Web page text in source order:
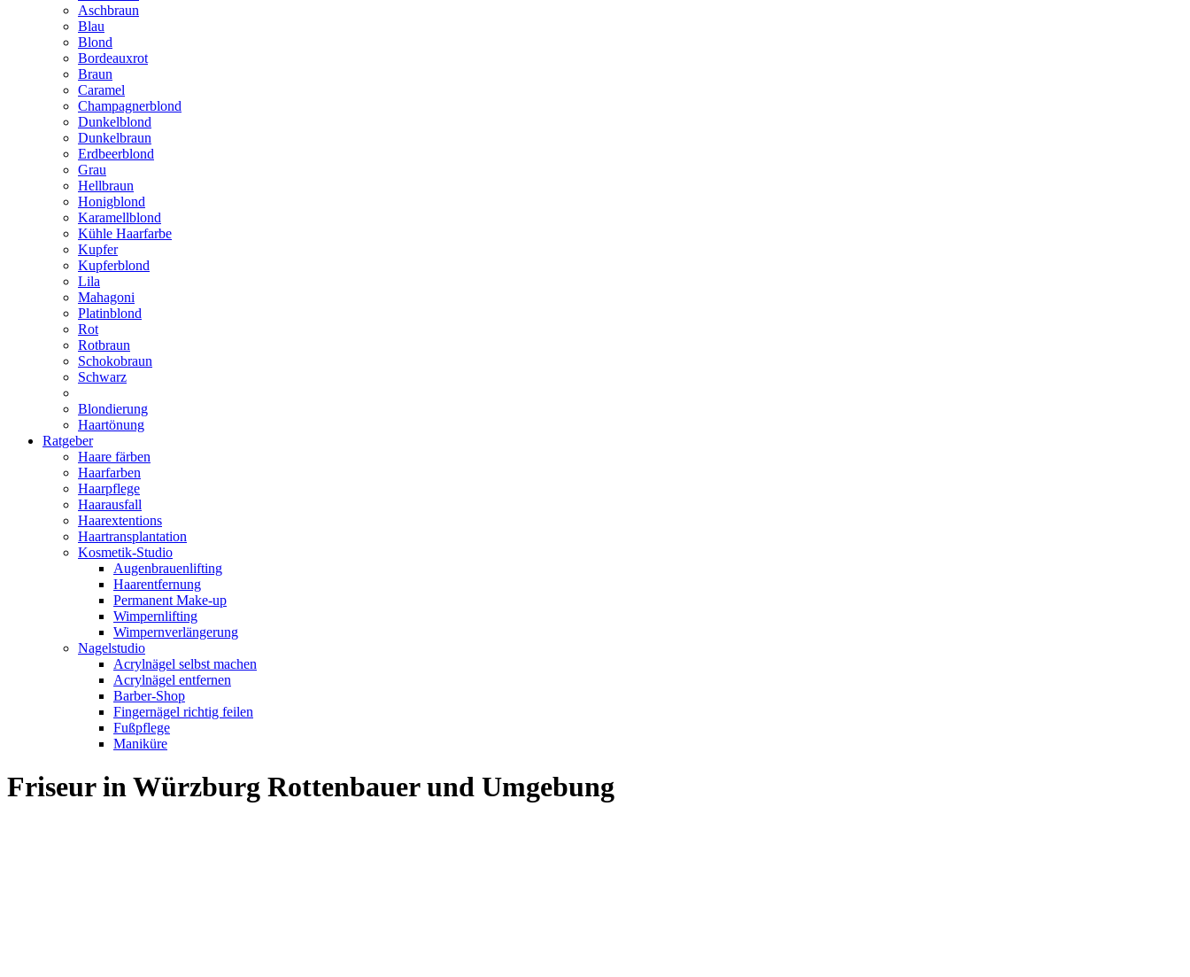
Aschbraun
Blau
Blond
Bordeauxrot
Braun
Caramel
Champagnerblond
Dunkelblond
Dunkelbraun
Erdbeerblond
Grau
Hellbraun
Honigblond
Karamellblond
Kühle Haarfarbe
Kupfer
Kupferblond
Lila
Mahagoni
Platinblond
Rot
Rotbraun
Schokobraun
Schwarz
Blondierung
Haartönung
Ratgeber
Haare färben
Haarfarben
Haarpflege
Haarausfall
Haarextentions
Haartransplantation
Kosmetik-Studio
Augenbrauenlifting
Haarentfernung
Permanent Make-up
Wimpernlifting
Wimpernverlängerung
Nagelstudio
Acrylnägel selbst machen
Acrylnägel entfernen
Barber-Shop
Fingernägel richtig feilen
Fußpflege
Maniküre
Friseur in Würzburg Rottenbauer und Umgebung